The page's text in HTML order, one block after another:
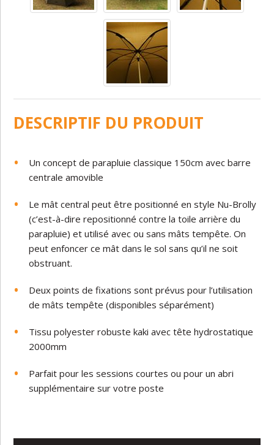
DESCRIPTIF DU PRODUIT
Un concept de parapluie classique 150cm avec barre
centrale amovible
Le mât central peut être positionné en style Nu-Brolly
(c’est-à-dire repositionné contre la toile arrière du
parapluie) et utilisé avec ou sans mâts tempête. On
peut enfoncer ce mât dans le sol sans qu’il ne soit
obstruant.
Deux points de fixations sont prévus pour l’utilisation
de mâts tempête (disponibles séparément)
Tissu polyester robuste kaki avec tête hydrostatique
2000mm
Parfait pour les sessions courtes ou pour un abri
supplémentaire sur votre poste